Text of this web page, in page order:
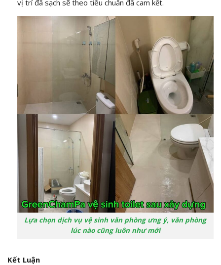
vị trí đã sạch sẽ theo tiêu chuẩn đã cam kết.
Lựa chọn dịch vụ vệ sinh văn phòng ưng ý, văn phòng
lúc nào cũng luôn như mới
Kết Luận